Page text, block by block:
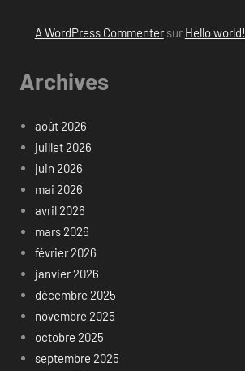
A WordPress Commentersur Hello world!
Archives
août 2026
juillet 2026
juin 2026
mai 2026
avril 2026
mars 2026
février 2026
janvier 2026
décembre 2025
novembre 2025
octobre 2025
septembre 2025